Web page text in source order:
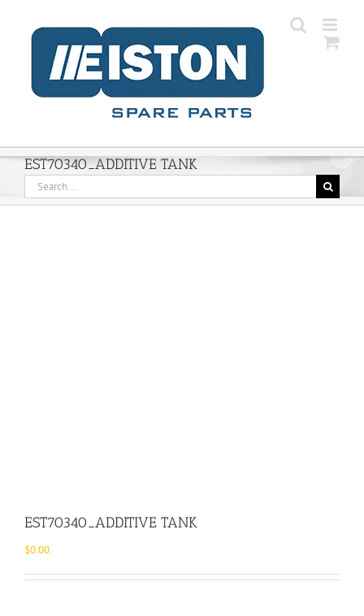
content
EST70340_ADDITIVE TANK
Search
for:
EST70340_ADDITIVE TANK
$0.00